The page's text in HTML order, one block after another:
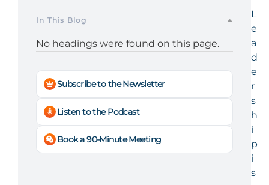
In This Blog
No headings were found on this page.
Subscribe to the Newsletter
Listen to the Podcast
Book a 90-Minute Meeting
L
e
a
d
e
r
s
h
i
p
i
s